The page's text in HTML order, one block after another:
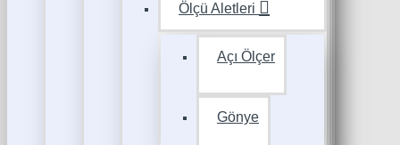
Ölçü Aletleri
Açı Ölçer
Gönye